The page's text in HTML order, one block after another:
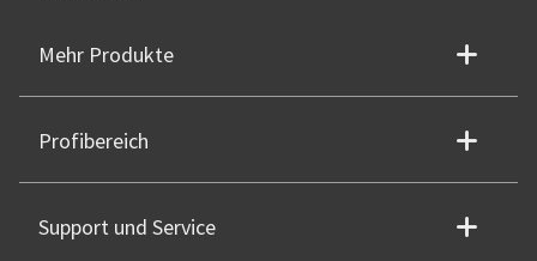
Mehr Produkte
Profibereich
Support und Service